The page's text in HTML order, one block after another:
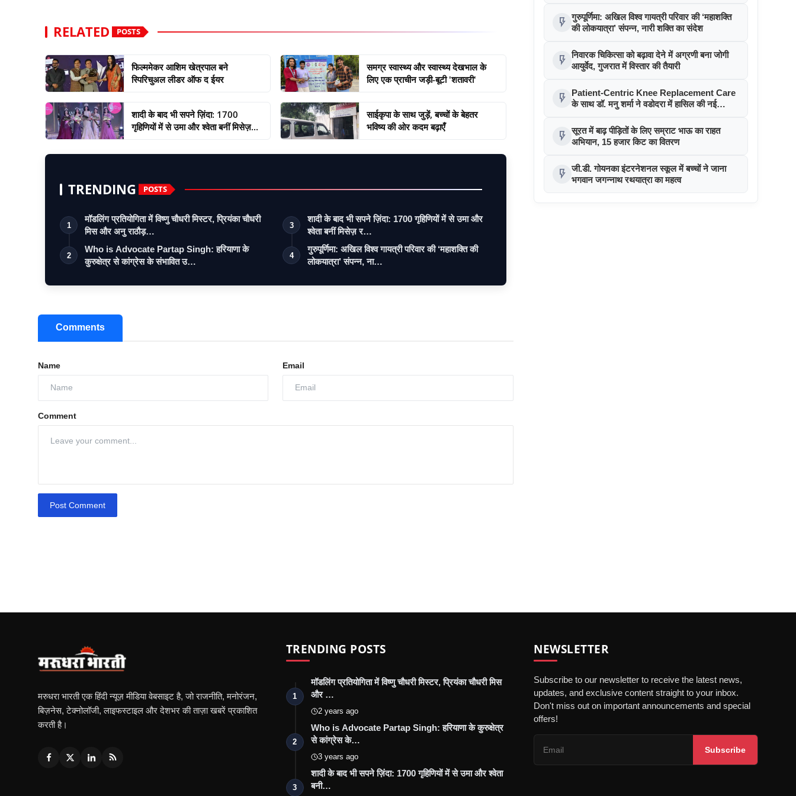
RELATED POSTS
फिल्ममेकर आशिम खेत्रपाल बने
स्पिरिचुअल लीडर ऑफ द ईयर
समग्र स्वास्थ्य और स्वास्थ्य देखभाल के
लिए एक प्राचीन जड़ी-बूटी 'शतावरी'
शादी के बाद भी सपने ज़िंदा: 1700
गृहिणियों में से उमा और श्वेता बनीं मिसेज़...
साईकृपा के साथ जुड़ें, बच्चों के बेहतर
भविष्य की ओर कदम बढ़ाएँ
TRENDING POSTS
1
मॉडलिंग प्रतियोगिता में विष्णु चौधरी मिस्टर, प्रियंका चौधरी
मिस और अनु राठौड़…
2
Who is Advocate Partap Singh: हरियाणा के
कुरुक्षेत्र से कांग्रेस के संभावित उ…
3
शादी के बाद भी सपने ज़िंदा: 1700 गृहिणियों में से उमा और
श्वेता बनीं मिसेज़ र…
4
गुरुपूर्णिमा: अखिल विश्व गायत्री परिवार की ‘महाशक्ति की
लोकयात्रा’ संपन्न, ना…
Comments
Name Email
Comment
Post Comment
flash_on गुरुपूर्णिमा: अखिल विश्व गायत्री परिवार की ‘महाशक्ति
की लोकयात्रा’ संपन्न, नारी शक्ति का संदेश
flash_on निवारक चिकित्सा को बढ़ावा देने में अग्रणी बना जोगी
आयुर्वेद, गुजरात में विस्तार की तैयारी
flash_on
Patient-Centric Knee Replacement Care
के साथ डॉ. मनु शर्मा ने वडोदरा में हासिल की नई
flash_on सूरत में बाढ़ पीड़ितों के लिए सम्राट भाऊ का राहत
अभियान, 15 हजार किट का वितरण
flash_on जी.डी. गोयनका इंटरनेशनल स्कूल में बच्चों ने जाना
भगवान जगन्नाथ रथयात्रा का महत्व
मरुधरा भारती एक हिंदी न्यूज़ मीडिया वेबसाइट है, जो राजनीति, मनोरंजन,
बिज़नेस, टेक्नोलॉजी, लाइफस्टाइल और देशभर की ताज़ा खबरें प्रकाशित
करती है।
TRENDING POSTS
1
मॉडलिंग प्रतियोगिता में विष्णु चौधरी मिस्टर, प्रियंका चौधरी मिस
और …
2 years ago
2
Who is Advocate Partap Singh: हरियाणा के कुरुक्षेत्र
से कांग्रेस के…
3 years ago
3
शादी के बाद भी सपने ज़िंदा: 1700 गृहिणियों में से उमा और श्वेता
बनी…
NEWSLETTER
Subscribe to our newsletter to receive the latest news,
updates, and exclusive content straight to your inbox.
Don't miss out on important announcements and special
offers!
Subscribe